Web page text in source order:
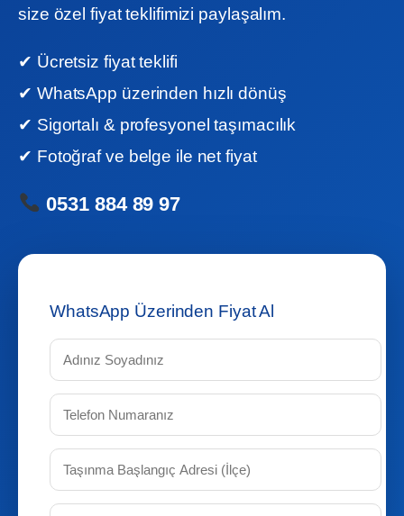
size özel fiyat teklifimizi paylaşalım.
✔ Ücretsiz fiyat teklifi
✔ WhatsApp üzerinden hızlı dönüş
✔ Sigortalı & profesyonel taşımacılık
✔ Fotoğraf ve belge ile net fiyat
0531 884 89 97
WhatsApp Üzerinden Fiyat Al